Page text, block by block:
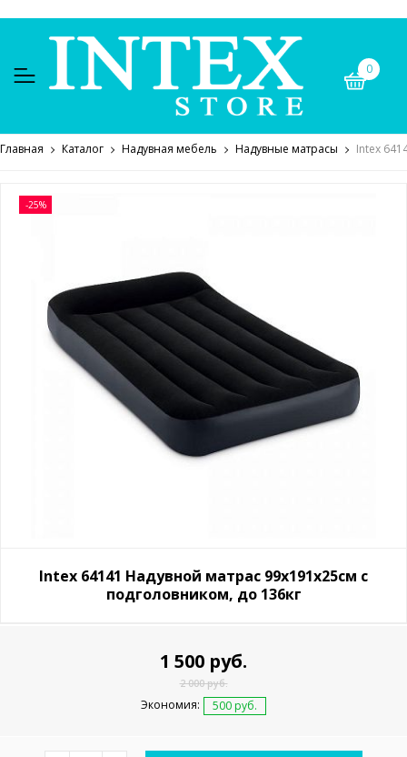
0
Главная Каталог Надувная мебель Надувные матрасы Intex
-25%
Intex 64141 Надувной матрас 99х191х25см с
подголовником, до 136кг
1 500 руб.
2 000 руб.
Экономия: 500 руб.